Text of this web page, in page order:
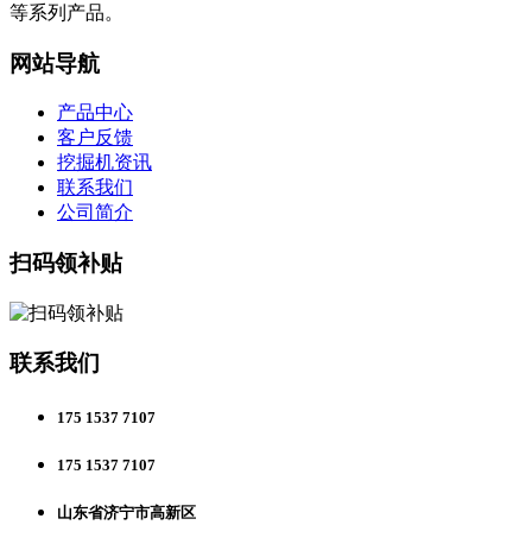
等系列产品。
网站导航
产品中心
客户反馈
挖掘机资讯
联系我们
公司简介
扫码领补贴
联系我们
175 1537 7107
175 1537 7107
山东省济宁市高新区